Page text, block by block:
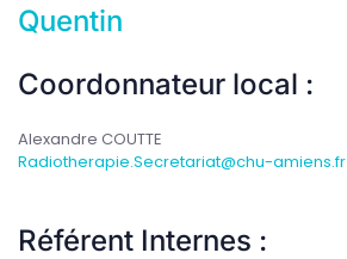
Quentin
Coordonnateur local :
Alexandre COUTTE
Radiotherapie.Secretariat@chu-amiens.fr
Référent Internes :